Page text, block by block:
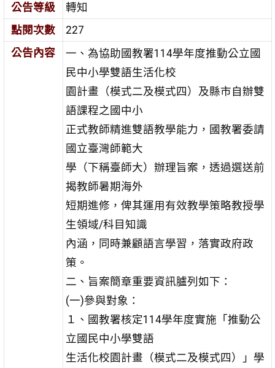
公告等級
轉知
點閱次數
227
公告內容
一、為協助國教署114學年度推動公立國
民中小學雙語生活化校
園計畫（模式二及模式四）及縣市自辦雙
語課程之國中小
正式教師精進雙語教學能力，國教署委請
國立臺灣師範大
學（下稱臺師大）辦理旨案，透過選送前
揭教師暑期海外
短期進修，俾其運用有效教學策略教授學
生領域/科目知識
內涵，同時兼顧語言學習，落實政府政
策。
二、旨案簡章重要資訊臚列如下：
(一)參與對象：
１、國教署核定114學年度實施「推動公
立國民中小學雙語
生活化校園計畫（模式二及模式四）」學